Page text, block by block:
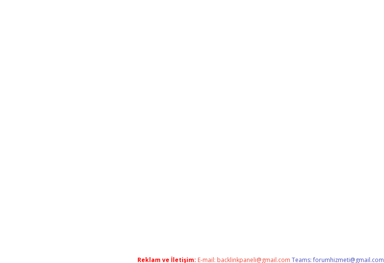
Reklam ve İletişim: E-mail: backlinkpaneli@gmail.com Teams:forumhizmeti@gmail.com